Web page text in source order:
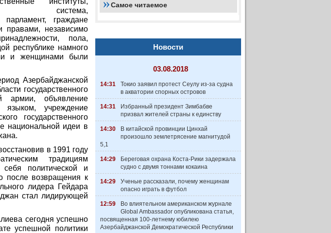
система,
парламент, граждане
правами, независимо
пола,
республике намного
и женщинами были
Азербайджанской
государственного
армии, объявление
языком, учреждение
государственного
национальной идеи в
в 1991 году
традициям
себя политической и
после возвращения к
лидера Гейдара
стал лидирующей
сегодня успешно
успешной политики
Самое читаемое
Новости
03.08.2018
14:31
Токио заявил протест Сеулу из-за судна
в акватории спорных островов
14:31
Избранный президент Зимбабве
призвал жителей страны к единству
14:30
В китайской провинции Цинхай
произошло землетрясение магнитудой
5,1
14:29
Береговая охрана Коста-Рики задержала
судно с двумя тоннами кокаина
14:29
Ученые рассказали, почему женщинам
опасно играть в футбол
12:59
Во влиятельном американском журнале
Global Ambassador опубликована статья,
посвященная 100-летнему юбилею
Азербайджанской Демократической Республики